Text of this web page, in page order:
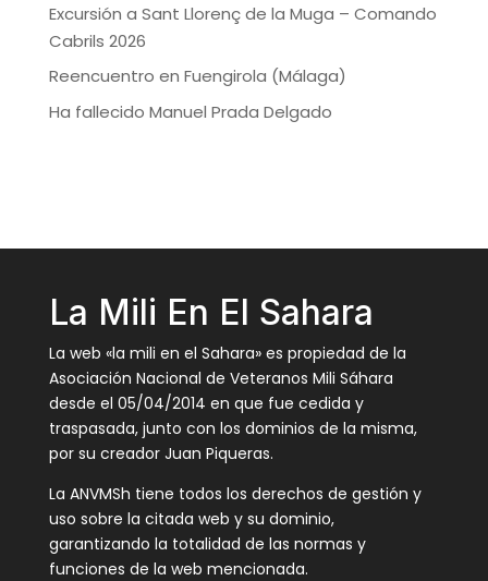
Excursión a Sant Llorenç de la Muga – Comando
Cabrils 2026
Reencuentro en Fuengirola (Málaga)
Ha fallecido Manuel Prada Delgado
La Mili En El Sahara
La web «la mili en el Sahara» es propiedad de la
Asociación Nacional de Veteranos Mili Sáhara
desde el 05/04/2014 en que fue cedida y
traspasada, junto con los dominios de la misma,
por su creador Juan Piqueras.
La ANVMSh tiene todos los derechos de gestión y
uso sobre la citada web y su dominio,
garantizando la totalidad de las normas y
funciones de la web mencionada.